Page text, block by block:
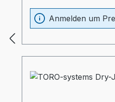
Materialbehälter und
wärmeisoliert
Spezialglas-
Anmelden um